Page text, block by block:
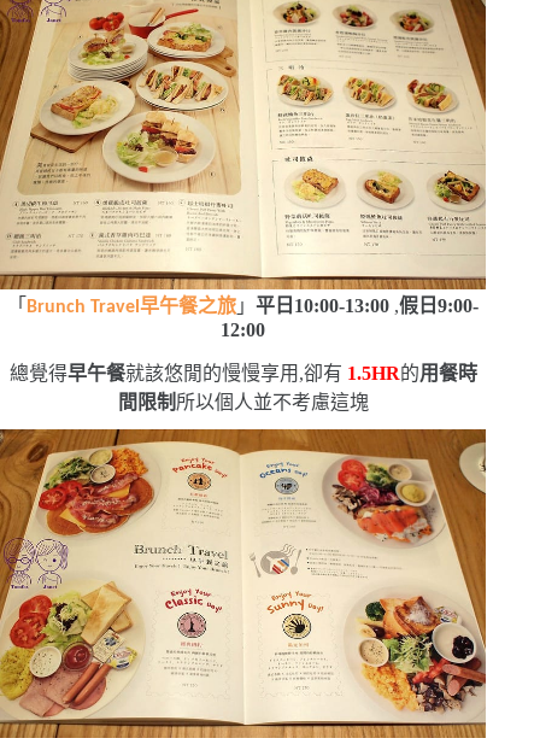
「 Brunch Travel早午餐之旅 」平日 10:00-13:00 ,假日9:00-
12:00
總覺得早午餐就該悠閒的慢慢享用,卻有 1.5HR的用餐時
間限制 所以個人並不考慮這塊